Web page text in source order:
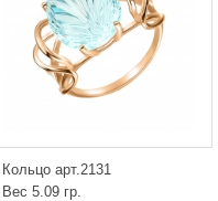
Кольцо арт.2131
Вес 5.09 гр.